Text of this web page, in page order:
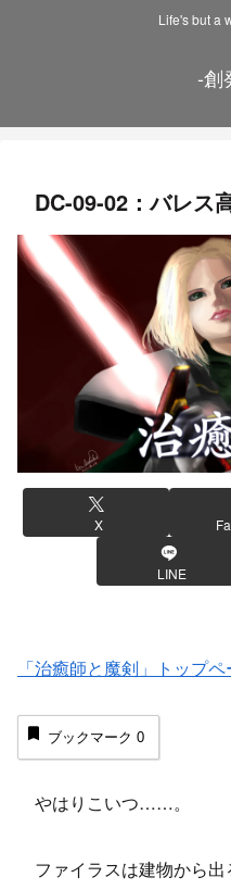
Life's but a
-創
DC-09-02：バレス
X
LINE
「治癒師と魔剣」トップ
ブックマーク 0
やはりこいつ……。
ファイラスは建物から